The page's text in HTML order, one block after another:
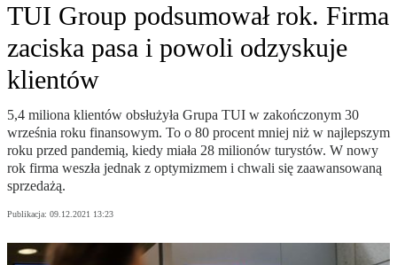
TUI Group podsumował rok. Firma
zaciska pasa i powoli odzyskuje
klientów
5,4 miliona klientów obsłużyła Grupa TUI w zakończonym 30
września roku finansowym. To o 80 procent mniej niż w najlepszym
roku przed pandemią, kiedy miała 28 milionów turystów. W nowy
rok firma weszła jednak z optymizmem i chwali się zaawansowaną
sprzedażą.
Publikacja: 09.12.2021 13:23